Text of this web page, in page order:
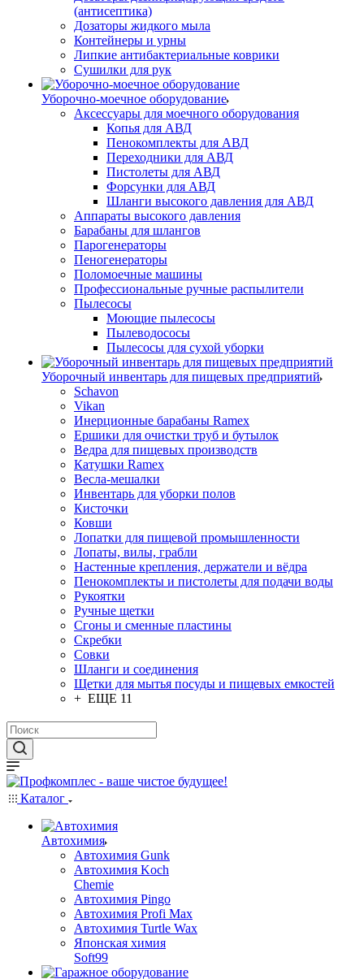
(антисептика)
Дозаторы жидкого мыла
Контейнеры и урны
Липкие антибактериальные коврики
Сушилки для рук
Уборочно-моечное оборудование
Аксессуары для моечного оборудования
Копья для АВД
Пенокомплекты для АВД
Переходники для АВД
Пистолеты для АВД
Форсунки для АВД
Шланги высокого давления для АВД
Аппараты высокого давления
Барабаны для шлангов
Парогенераторы
Пеногенераторы
Поломоечные машины
Профессиональные ручные распылители
Пылесосы
Моющие пылесосы
Пылеводососы
Пылесосы для сухой уборки
Уборочный инвентарь для пищевых предприятий
Schavon
Vikan
Инерционные барабаны Ramex
Ершики для очистки труб и бутылок
Ведра для пищевых производств
Катушки Ramex
Весла-мешалки
Инвентарь для уборки полов
Кисточки
Ковши
Лопатки для пищевой промышленности
Лопаты, вилы, грабли
Настенные крепления, держатели и вёдра
Пенокомплекты и пистолеты для подачи воды
Рукоятки
Ручные щетки
Сгоны и сменные пластины
Скребки
Совки
Шланги и соединения
Щетки для мытья посуды и пищевых емкостей
+ ЕЩЕ 11
Каталог
Автохимия
Автохимия Gunk
Автохимия Koch
Chemie
Автохимия Pingo
Автохимия Profi Max
Автохимия Turtle Wax
Японская химия
Soft99